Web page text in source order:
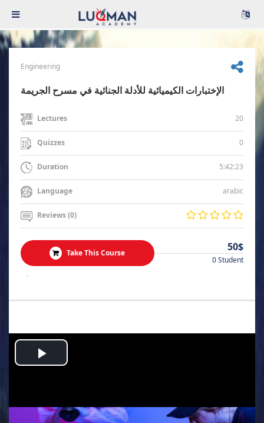
Engineering
الإختبارات الكيميائية للأدلة الجنائية في مسرح الجريمة
Lectures 20
Quizzes 0
Duration 5:42:23
Language arabic
Reviews (0)
Take This Course 50$
0 Student
.
Play